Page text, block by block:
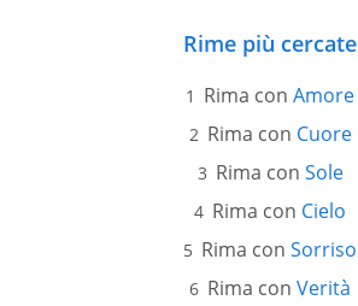
Rime più cercate
Rima con Amore
Rima con Cuore
Rima con Sole
Rima con Cielo
Rima con Sorriso
Rima con Verità